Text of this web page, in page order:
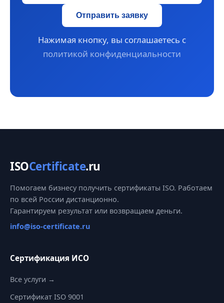
Отправить заявку
Нажимая кнопку, вы соглашаетесь с
политикой конфиденциальности
ISOCertificate.ru
Помогаем бизнесу получить сертификаты ISO. Работаем
по всей России дистанционно.
Гарантируем результат или возвращаем деньги.
info@iso-certificate.ru
Сертификация ИСО
Все услуги →
Сертификат ISO 9001